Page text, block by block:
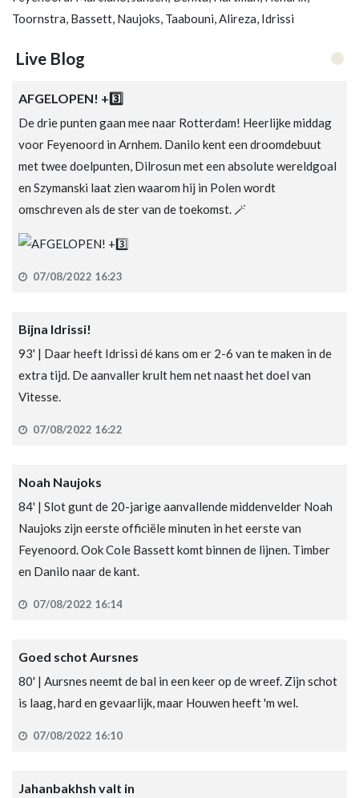
Toornstra, Bassett, Naujoks, Taabouni, Alireza, Idrissi
Live Blog
AFGELOPEN! +3️⃣
De drie punten gaan mee naar Rotterdam! Heerlijke middag
voor Feyenoord in Arnhem. Danilo kent een droomdebuut
met twee doelpunten, Dilrosun met een absolute wereldgoal
en Szymanski laat zien waarom hij in Polen wordt
omschreven als de ster van de toekomst. 🪄
07/08/2022 16:23
Bijna Idrissi!
93' | Daar heeft Idrissi dé kans om er 2-6 van te maken in de
extra tijd. De aanvaller krult hem net naast het doel van
Vitesse.
07/08/2022 16:22
Noah Naujoks
84' | Slot gunt de 20-jarige aanvallende middenvelder Noah
Naujoks zijn eerste officiële minuten in het eerste van
Feyenoord. Ook Cole Bassett komt binnen de lijnen. Timber
en Danilo naar de kant.
07/08/2022 16:14
Goed schot Aursnes
80' | Aursnes neemt de bal in een keer op de wreef. Zijn schot
is laag, hard en gevaarlijk, maar Houwen heeft 'm wel.
07/08/2022 16:10
Jahanbakhsh valt in